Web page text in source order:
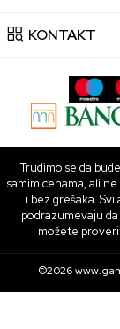
KONTAKT
Trudimo se da
samim cenama, ali
i bez grešaka.
podrazumevaju
možete
©2026